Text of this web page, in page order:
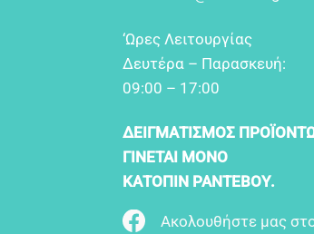
‘Ωρες Λειτουργίας
Δευτέρα – Παρασκευή:
09:00 – 17:00
ΔΕΙΓΜΑΤΙΣΜΟΣ
ΓΙΝΕΤΑΙ ΜΟΝΟ
ΚΑΤΟΠΙΝ ΡΑΝΤΕΒΟΥ.
Ακολουθήστε μας